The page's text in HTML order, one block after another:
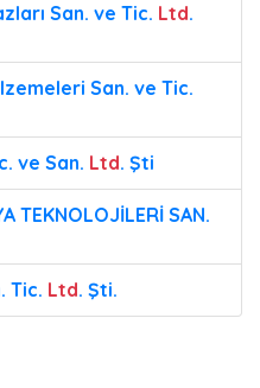
San. ve Tic. Ltd.
San. ve Tic.
ve San. Ltd. Şti
TEKNOLOJİLERİ SAN.
Tic. Ltd. Şti.